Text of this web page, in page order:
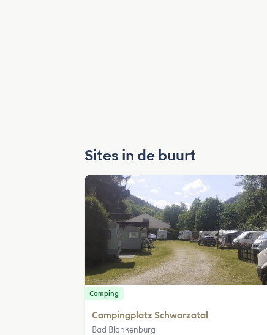
Sites in de buurt
Camping
Campingplatz Schwarzatal
Bad Blankenburg